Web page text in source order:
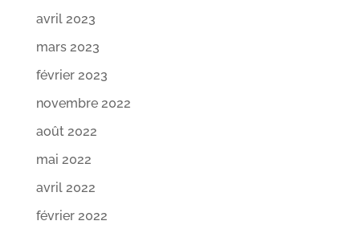
avril 2023
mars 2023
février 2023
novembre 2022
août 2022
mai 2022
avril 2022
février 2022